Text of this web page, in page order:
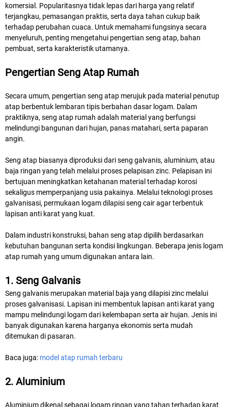
komersial. Popularitasnya tidak lepas dari harga yang relatif
terjangkau, pemasangan praktis, serta daya tahan cukup baik
terhadap perubahan cuaca. Untuk memahami fungsinya secara
menyeluruh, penting mengetahui pengertian seng atap, bahan
pembuat, serta karakteristik utamanya.
Pengertian Seng Atap Rumah
Secara umum, pengertian seng atap merujuk pada material penutup
atap berbentuk lembaran tipis berbahan dasar logam. Dalam
praktiknya, seng atap rumah adalah material yang berfungsi
melindungi bangunan dari hujan, panas matahari, serta paparan
angin.
Seng atap biasanya diproduksi dari seng galvanis, aluminium, atau
baja ringan yang telah melalui proses pelapisan zinc. Pelapisan ini
bertujuan meningkatkan ketahanan material terhadap korosi
sekaligus memperpanjang usia pakainya. Melalui teknologi proses
galvanisasi, permukaan logam dilapisi seng cair agar terbentuk
lapisan anti karat yang kuat.
Dalam industri konstruksi, bahan seng atap dipilih berdasarkan
kebutuhan bangunan serta kondisi lingkungan. Beberapa jenis logam
atap rumah yang umum digunakan antara lain.
1. Seng Galvanis
Seng galvanis merupakan material baja yang dilapisi zinc melalui
proses galvanisasi. Lapisan ini membentuk lapisan anti karat yang
mampu melindungi logam dari kelembapan serta air hujan. Jenis ini
banyak digunakan karena harganya ekonomis serta mudah
ditemukan di pasaran.
Baca juga: model atap rumah terbaru
2. Aluminium
Aluminium dikenal sebagai logam ringan yang tahan terhadap karat